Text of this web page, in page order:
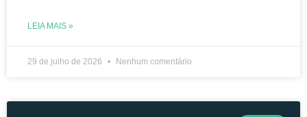
LEIA MAIS »
29 de julho de 2026 Nenhum comentário